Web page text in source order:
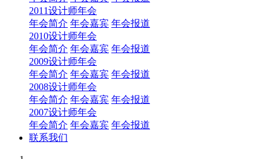
2011设计师年会
年会简介 年会嘉宾 年会报道
2010设计师年会
年会简介 年会嘉宾 年会报道
2009设计师年会
年会简介 年会嘉宾 年会报道
2008设计师年会
年会简介 年会嘉宾 年会报道
2007设计师年会
年会简介 年会嘉宾 年会报道
联系我们